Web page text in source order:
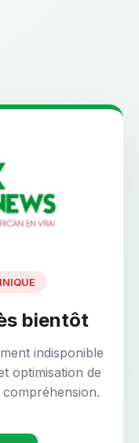
bientôt
indisponible
optimisation de